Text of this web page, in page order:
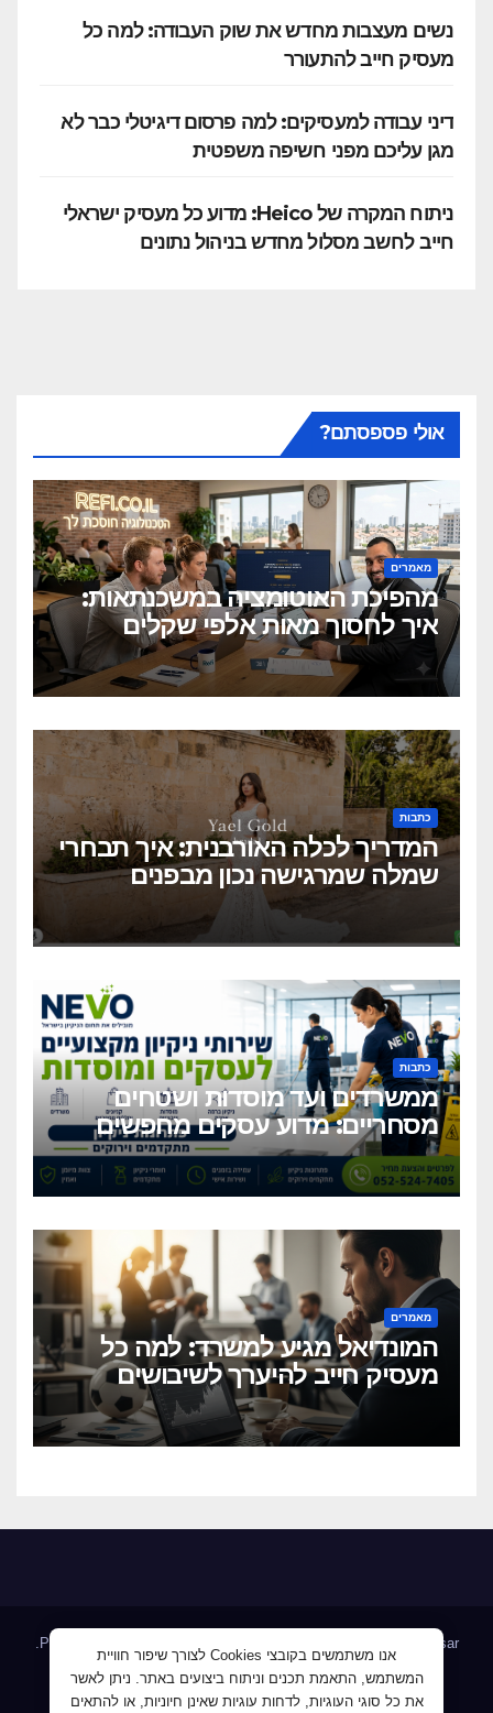
נשים מעצבות מחדש את שוק העבודה: למה כל
מעסיק חייב להתעורר
דיני עבודה למעסיקים: למה פרסום דיגיטלי כבר לא
מגן עליכם מפני חשיפה משפטית
ניתוח המקרה של Heico: מדוע כל מעסיק ישראלי
חייב לחשב מסלול מחדש בניהול נתונים
אולי פספסתם?
מאמרים
מהפיכת האוטומציה במשכנתאות:
איך לחסוך מאות אלפי שקלים
בלחיצת כפתור?
כתבות
המדריך לכלה האורבנית: איך תבחרי
שמלה שמרגישה נכון מבפנים
ונראית מושלם מבחוץ?
כתבות
ממשרדים ועד מוסדות ושטחים
מסחריים: מדוע עסקים מחפשים
כיום שירותי ניקיון מקצועיים
וגמישים?
מאמרים
המונדיאל מגיע למשרד: למה כל
מעסיק חייב להיערך לשיבושים
הקרובים
Proudly powered by WordPress Themeansar
HomeAllJobs – אלפי מעסיקים ומועמדים Blog
אנו משתמשים בקובצי Cookies לצורך שיפור חוויית
המשתמש, התאמת תכנים וניתוח ביצועים באתר. ניתן לאשר
את כל סוגי העוגיות, לדחות עוגיות שאינן חיוניות, או להתאים